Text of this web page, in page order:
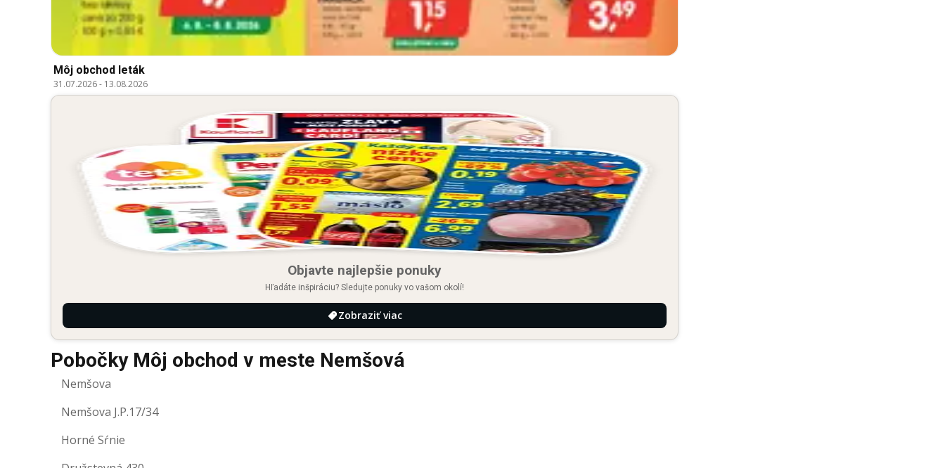
Môj obchod leták
31.07.2026- 13.08.2026
Objavte najlepšie ponuky
Hľadáte inšpiráciu? Sledujte ponuky vo vašom okolí!
Zobraziť viac
Pobočky Môj obchod v meste Nemšová
Nemšova
Nemšova J.P.17/34
Horné Sŕnie